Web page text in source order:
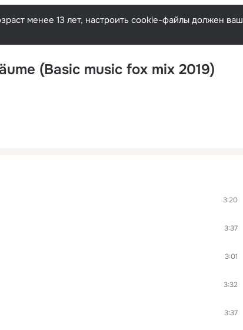
менее 13 лет, настроить cookie-файлы должен ваш
(Basic music fox mix 2019)
3:20
3:37
3:01
3:32
3:37